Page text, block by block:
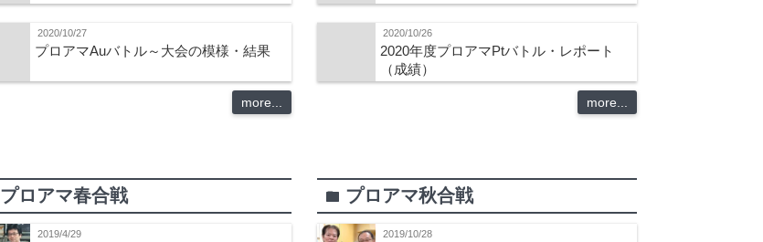
2020/10/27
プロアマAuバトル～大会の模様・結果
more...
2020/10/26
2020年度プロアマPtバトル・レポート
（成績）
more...
プロアマ春合戦
2019/4/29
folder プロアマ秋合戦
2019/10/28